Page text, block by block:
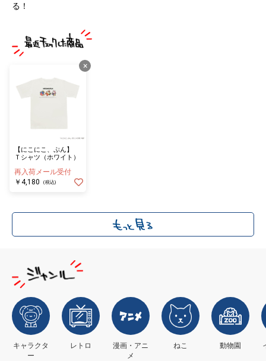
る！
×
【にこにこ、ぷん】
Ｔシャツ（ホワイト）
再入荷メール受付
￥4,180
(税込)
キャラクタ
ー
レトロ
漫画・アニ
メ
ねこ 動物園